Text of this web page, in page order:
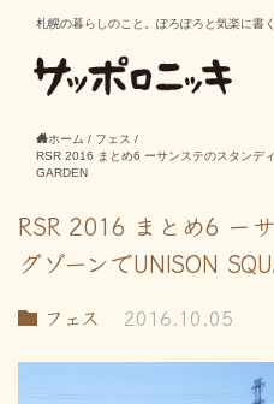
札幌の暮らしのこと。ぽろぽろと気楽に書
ホーム / フェス /
RSR 2016 まとめ6 ーサンステのスタンデ
GARDEN
RSR 2016 まとめ6 ー
グゾーンでUNISON
フェス 2016.10.05